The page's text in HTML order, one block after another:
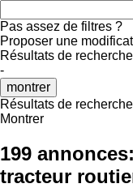
Pas assez de filtres ?
Proposer une
Résultats de
-
montrer
Résultats de
Montrer
199 annonces:
tracteur